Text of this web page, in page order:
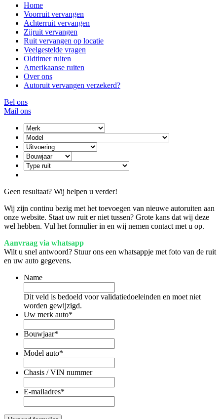
Home
Voorruit vervangen
Achterruit vervangen
Zijruit vervangen
Ruit vervangen op locatie
Veelgestelde vragen
Oldtimer ruiten
Amerikaanse ruiten
Over ons
Autoruit vervangen verzekerd?
Bel ons
Mail ons
Geen resultaat? Wij helpen u verder!
Wij zijn continu bezig met het toevoegen van nieuwe autoruiten aan
onze website. Staat uw ruit er niet tussen? Grote kans dat wij deze
wel hebben. Vul het formulier in en wij nemen contact met u op.
Aanvraag via whatsapp
Wilt u snel antwoord? Stuur ons een whatsappje met foto van de ruit
en uw auto gegevens.
Name
Dit veld is bedoeld voor validatiedoeleinden en moet niet
worden gewijzigd.
Uw merk auto*
Bouwjaar*
Model auto*
Chasis / VIN nummer
E-mailadres*